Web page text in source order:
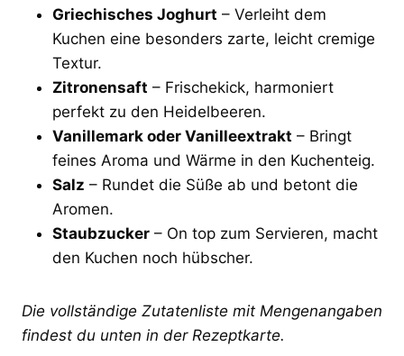
Griechisches Joghurt – Verleiht dem
Kuchen eine besonders zarte, leicht cremige
Textur.
Zitronensaft – Frischekick, harmoniert
perfekt zu den Heidelbeeren.
Vanillemark oder Vanilleextrakt – Bringt
feines Aroma und Wärme in den Kuchenteig.
Salz – Rundet die Süße ab und betont die
Aromen.
Staubzucker – On top zum Servieren, macht
den Kuchen noch hübscher.
Die vollständige Zutatenliste mit Mengenangaben
findest du unten in der Rezeptkarte.